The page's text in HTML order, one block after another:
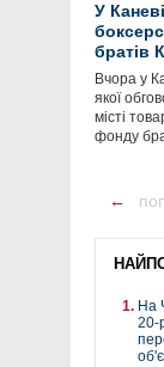
У
братів
Вчора у
якої
місті
фонду
←
На
20-